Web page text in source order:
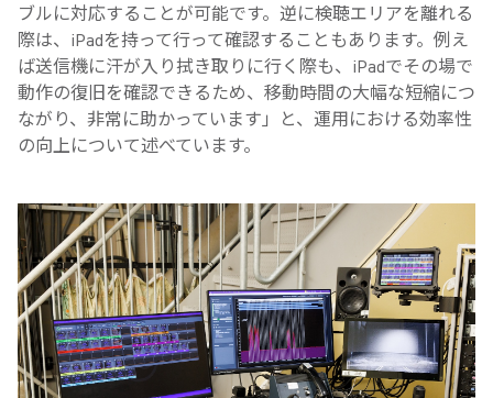
ブルに対応することが可能です。逆に検聴エリアを離れる
際は、iPadを持って行って確認することもあります。例え
ば送信機に汗が入り拭き取りに行く際も、iPadでその場で
動作の復旧を確認できるため、移動時間の大幅な短縮につ
ながり、非常に助かっています」と、運用における効率性
の向上について述べています。